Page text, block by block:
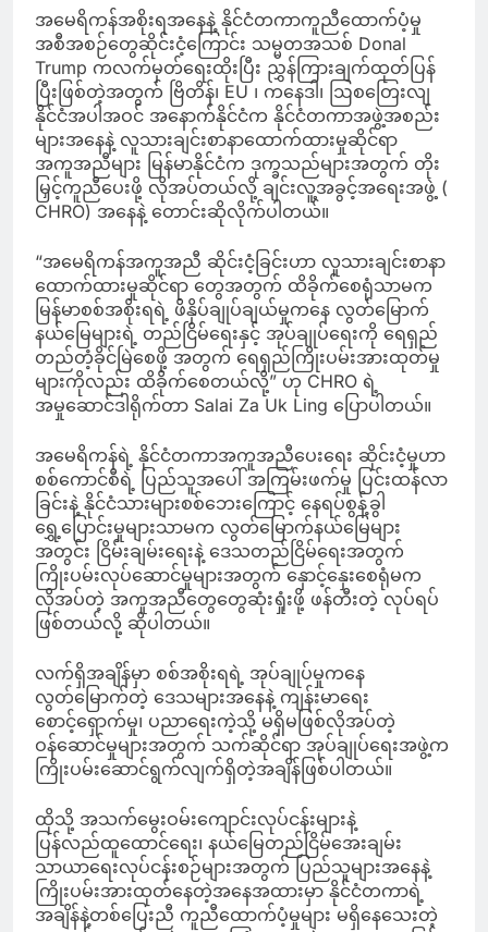
အမေရိကန်အစိုးရအနေနဲ့ နိုင်ငံတကာကူညီထောက်ပံ့မှု
အစီအစဉ်တွေဆိုင်းငံ့ကြောင်း သမ္မတအသစ် Donal
Trump ကလက်မှတ်ရေးထိုးပြီး ညွှန်ကြားချက်ထုတ်ပြန်
ပြီးဖြစ်တဲ့အတွက် ဗြိတိန်၊ EU ၊ ကနေဒါ၊ ဩစတြေးလျ
နိုင်ငံအပါအဝင် အနောက်နိုင်ငံက နိုင်ငံတကာအဖွဲ့အစည်း
များအနေနဲ့ လူသားချင်းစာနာထောက်ထားမှုဆိုင်ရာ
အကူအညီများ မြန်မာနိုင်ငံက ဒုက္ခသည်များအတွက် တိုး
မြှင့်ကူညီပေးဖို့ လိုအပ်တယ်လို့ ချင်းလူ့အခွင့်အရေးအဖွဲ့ (
CHRO) အနေနဲ့ တောင်းဆိုလိုက်ပါတယ်။
“အမေရိကန်အကူအညီ ဆိုင်းငံ့ခြင်းဟာ လူသားချင်းစာနာ
ထောက်ထားမှုဆိုင်ရာ တွေအတွက် ထိခိုက်စေရုံသာမက
မြန်မာစစ်အစိုးရရဲ့ ဖိနှိပ်ချုပ်ချယ်မှုကနေ လွတ်မြောက်
နယ်မြေများရဲ့ တည်ငြိမ်ရေးနှင့် အုပ်ချုပ်ရေးကို ရေရှည်
တည်တံ့ခိုင်မြဲစေဖို့ အတွက် ရေရှည်ကြိုးပမ်းအားထုတ်မှု
များကိုလည်း ထိခိုက်စေတယ်လို့” ဟု CHRO ရဲ့
အမှုဆောင်ဒါရိုက်တာ Salai Za Uk Ling ပြောပါတယ်။
အမေရိကန်ရဲ့ နိုင်ငံတကာအကူအညီပေးရေး ဆိုင်းငံ့မှုဟာ
စစ်ကောင်စီရဲ့ ပြည်သူအပေါ် အကြမ်းဖက်မှု ပြင်းထန်လာ
ခြင်းနဲ့ နိုင်ငံသားများစစ်ဘေးကြောင့် နေရပ်စွန့်ခွါ
ရွှေ့ပြောင်းမှုများသာမက လွတ်မြောက်နယ်မြေများ
အတွင်း ငြိမ်းချမ်းရေးနဲ့ ဒေသတည်ငြိမ်ရေးအတွက်
ကြိုးပမ်းလုပ်ဆောင်မှုများအတွက် နှောင့်နှေးစေရုံမက
လိုအပ်တဲ့ အကူအညီတွေတွေဆုံးရှုံးဖို့ ဖန်တီးတဲ့ လုပ်ရပ်
ဖြစ်တယ်လို့ ဆိုပါတယ်။
လက်ရှိအချိန်မှာ စစ်အစိုးရရဲ့ အုပ်ချုပ်မှုကနေ
လွတ်မြောက်တဲ့ ဒေသများအနေနဲ့ ကျန်းမာရေး
စောင့်ရှောက်မှု၊ ပညာရေးကဲ့သို့ မရှိမဖြစ်လိုအပ်တဲ့
ဝန်ဆောင်မှုများအတွက် သက်ဆိုင်ရာ အုပ်ချုပ်ရေးအဖွဲ့က
ကြိုးပမ်းဆောင်ရွက်လျက်ရှိတဲ့အချိန်ဖြစ်ပါတယ်။
ထိုသို့ အသက်မွေးဝမ်းကျောင်းလုပ်ငန်းများနဲ့
ပြန်လည်ထူထောင်ရေး၊ နယ်မြေတည်ငြိမ်အေးချမ်း
သာယာရေးလုပ်ငန်းစဉ်များအတွက် ပြည်သူများအနေနဲ့
ကြိုးပမ်းအားထုတ်နေတဲ့အနေအထားမှာ နိုင်ငံတကာရဲ့
အချိန်နဲ့တစ်ပြေးညီ ကူညီထောက်ပံ့မှုများ မရှိနေသေးတဲ့